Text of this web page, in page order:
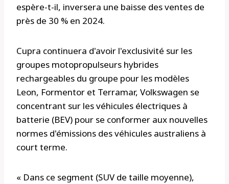
espère-t-il, inversera une baisse des ventes de
près de 30 % en 2024.
Cupra continuera d'avoir l'exclusivité sur les
groupes motopropulseurs hybrides
rechargeables du groupe pour les modèles
Leon, Formentor et Terramar, Volkswagen se
concentrant sur les véhicules électriques à
batterie (BEV) pour se conformer aux nouvelles
normes d'émissions des véhicules australiens à
court terme.
« Dans ce segment (SUV de taille moyenne),